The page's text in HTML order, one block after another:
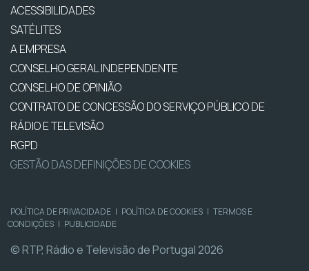
ACESSIBILIDADES
SATÉLITES
A EMPRESA
CONSELHO GERAL INDEPENDENTE
CONSELHO DE OPINIÃO
CONTRATO DE CONCESSÃO DO SERVIÇO PÚBLICO DE
RÁDIO E TELEVISÃO
RGPD
GESTÃO DAS DEFINIÇÕES DE COOKIES
POLÍTICA DE PRIVACIDADE | POLÍTICA DE COOKIES | TERMOS E
CONDIÇÕES | PUBLICIDADE
© RTP, Rádio e Televisão de Portugal 2026